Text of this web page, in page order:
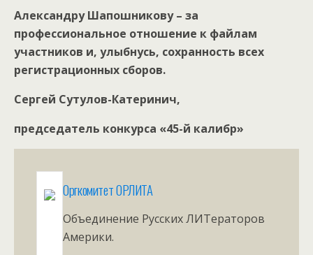
Александру Шапошникову – за
профессиональное отношение к файлам
участников и, улыбнусь, сохранность всех
регистрационных сборов.
Сергей Сутулов-Катеринич,
председатель конкурса «45-й калибр»
Оргкомитет ОРЛИТА
Объединение Русских ЛИТераторов
Америки.